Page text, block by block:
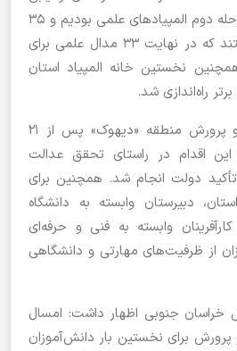
دانش‌آموزان استان به مرحله دوم المپیادهای علمی بودیم و ۳۵
نفر به این مرحله راه یافتند که در نهایت ۳۳ مدال علمی برای
نخستین خانه المپیاد استان
راه‌اندازی شد.
وی از تاسیس آموزش و پرورش منطقه «دیهوک» پس از ۲۱
اقدام در راستای تحقق عدالت
دولت انجام شد. همچنین برای
دبیرستان وابسته به دانشگاه
وابسته به فنی و حرفه‌ای
از ظرفیت‌های مهارتی و دانشگاهی
جنوبی اظهار داشت: امسال
برای نخستین بار دانش‌آموزان